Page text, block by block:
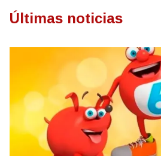
Últimas noticias